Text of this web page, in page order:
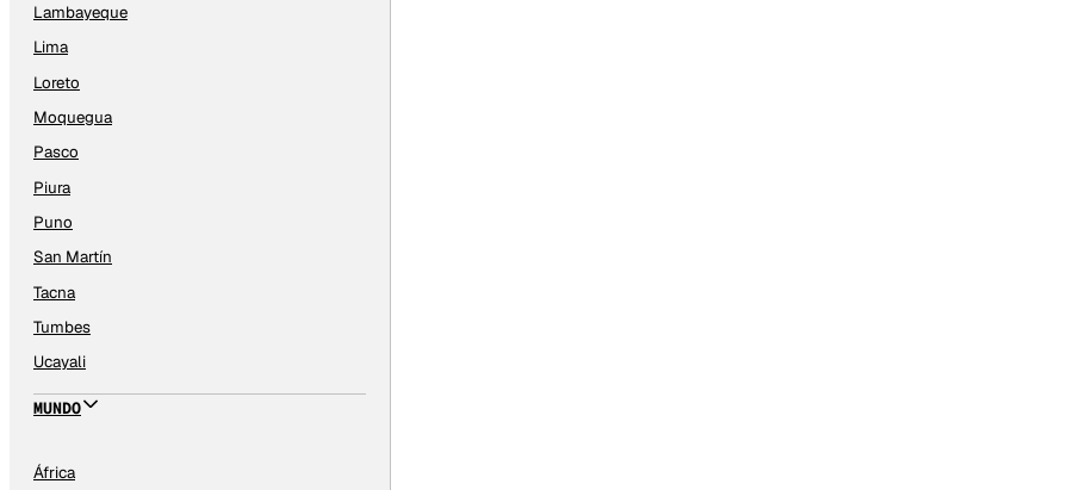
Lambayeque
Lima
Loreto
Moquegua
Pasco
Piura
Puno
San Martín
Tacna
Tumbes
Ucayali
MUNDO
África